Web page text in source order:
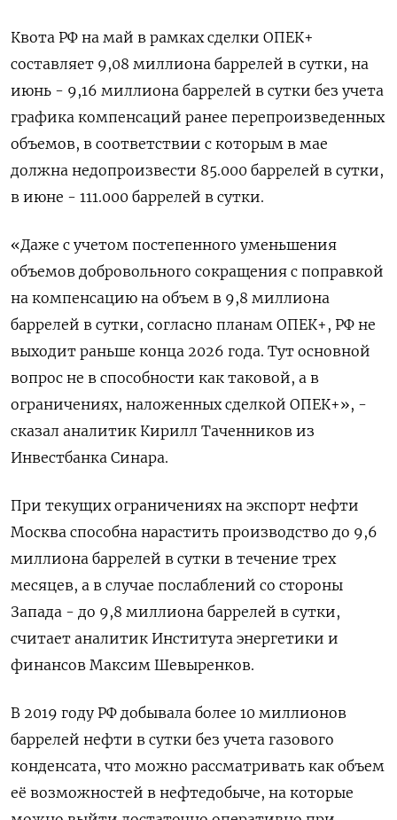
Квота РФ на май в рамках сделки ОПЕК+
составляет 9,08 миллиона баррелей в сутки, на
июнь - 9,16 миллиона баррелей в сутки без учета
графика компенсаций ранее перепроизведенных
объемов, в соответствии с которым в мае
должна недопроизвести 85.000 баррелей в сутки,
в июне - 111.000 баррелей в сутки.
«Даже с учетом постепенного уменьшения
объемов добровольного сокращения с поправкой
на компенсацию на объем в 9,8 миллиона
баррелей в сутки, согласно планам ОПЕК+, РФ не
выходит раньше конца 2026 года. Тут основной
вопрос не в способности как таковой, а в
ограничениях, наложенных сделкой ОПЕК+», -
сказал аналитик Кирилл Таченников из
Инвестбанка Синара.
При текущих ограничениях на экспорт нефти
Москва способна нарастить производство до 9,6
миллиона баррелей в сутки в течение трех
месяцев, а в случае послаблений со стороны
Запада - до 9,8 миллиона баррелей в сутки,
считает аналитик Института энергетики и
финансов Максим Шевыренков.
В 2019 году РФ добывала более 10 миллионов
баррелей нефти в сутки без учета газового
конденсата, что можно рассматривать как объем
её возможностей в нефтедобыче, на которые